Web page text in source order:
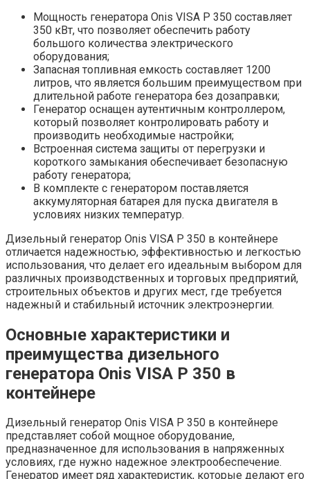
Мощность генератора Onis VISA P 350 составляет
350 кВт, что позволяет обеспечить работу
большого количества электрического
оборудования;
Запасная топливная емкость составляет 1200
литров, что является большим преимуществом при
длительной работе генератора без дозаправки;
Генератор оснащен аутентичным контроллером,
который позволяет контролировать работу и
производить необходимые настройки;
Встроенная система защиты от перегрузки и
короткого замыкания обеспечивает безопасную
работу генератора;
В комплекте с генератором поставляется
аккумуляторная батарея для пуска двигателя в
условиях низких температур.
Дизельный генератор Onis VISA P 350 в контейнере
отличается надежностью, эффективностью и легкостью
использования, что делает его идеальным выбором для
различных производственных и торговых предприятий,
строительных объектов и других мест, где требуется
надежный и стабильный источник электроэнергии.
Основные характеристики и
преимущества дизельного
генератора Onis VISA P 350 в
контейнере
Дизельный генератор Onis VISA P 350 в контейнере
представляет собой мощное оборудование,
предназначенное для использования в напряженных
условиях, где нужно надежное электрообеспечение.
Генератор имеет ряд характеристик, которые делают его